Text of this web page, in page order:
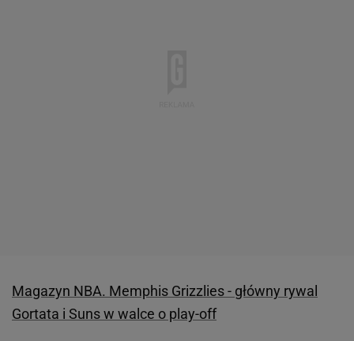
Magazyn NBA. Memphis Grizzlies - główny rywal
Gortata i Suns w walce o play-off